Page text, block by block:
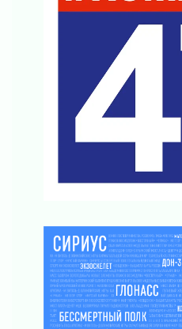
Ленобласть повышает
Поддержка
03 августа 2026
Ладожский мост
Музеи Ленобласти
Часть медиков в
рассчитывать на
03 августа 2026
За сутки в
ликвидировали 10
03 августа 2026